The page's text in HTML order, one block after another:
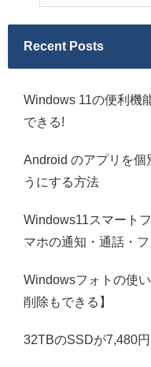
Recent Posts
Windows 11の便利機
できる!
Android のアプリを個
うにする方法
Windows11スマート
マホの通知・通話・
Windowsフォトの使
削除もできる】
32TBのSSDが7,480